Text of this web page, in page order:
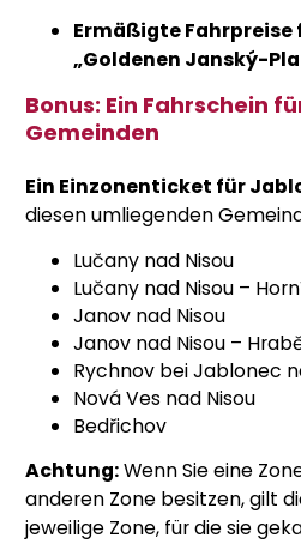
Ermäßigte Fahrpreise
„Goldenen Janský-
Bonus: Ein Fahrschein
Gemeinden
Ein Einzonenticket für
diesen umliegenden
Lučany nad Nisou
Lučany nad Nisou –
Janov nad Nisou
Janov nad Nisou –
Rychnov bei Jablonec
Nová Ves nad Nisou
Bedřichov
Achtung:Wenn Sie eine
anderen Zone besitzen, gilt
jeweilige Zone, für die sie